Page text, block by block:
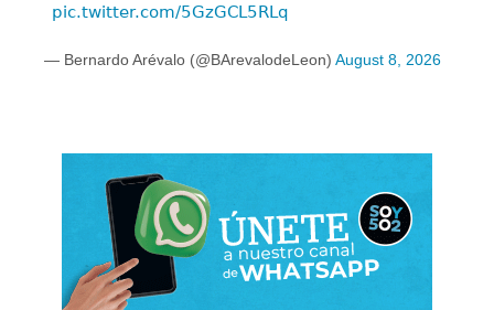
pic.twitter.com/5GzGCL5RLq
— Bernardo Arévalo (@BArevalodeLeon) August 8, 2026